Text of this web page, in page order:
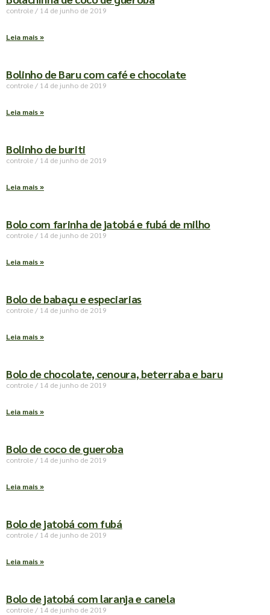
controle 14 de junho de 2019
Leia mais »
Bolinho de Baru com café e chocolate
controle 14 de junho de 2019
Leia mais »
Bolinho de buriti
controle 14 de junho de 2019
Leia mais »
Bolo com farinha de jatobá e fubá de milho
controle 14 de junho de 2019
Leia mais »
Bolo de babaçu e especiarias
controle 14 de junho de 2019
Leia mais »
Bolo de chocolate, cenoura, beterraba e baru
controle 14 de junho de 2019
Leia mais »
Bolo de coco de gueroba
controle 14 de junho de 2019
Leia mais »
Bolo de jatobá com fubá
controle 14 de junho de 2019
Leia mais »
Bolo de jatobá com laranja e canela
controle 14 de junho de 2019